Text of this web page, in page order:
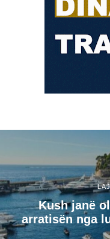
Kush janë
arratisën nga